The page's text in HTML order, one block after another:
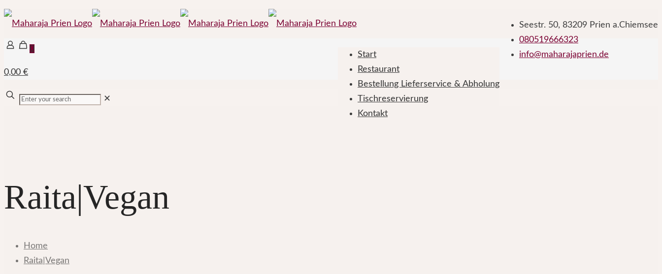
Seestr. 50, 83209 Prien a.Chiemsee
080519666323
info@maharajaprien.de
Start
Restaurant
Bestellung Lieferservice & Abholung
Tischreservierung
Kontakt
0
0,00 €
✕
Raita|Vegan
Home
Raita|Vegan